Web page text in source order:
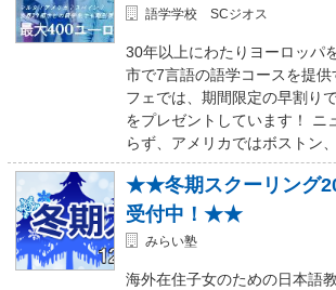
語学学校 SCジオス
30年以上にわたりヨーロッパ
市で7言語の語学コースを提
フェでは、期間限定の早割り
をプレゼントしています！ ニ
らず、アメリカではボストン
★★冬期スクーリング
受付中！★★
みらい塾
海外在住子女のための日本語